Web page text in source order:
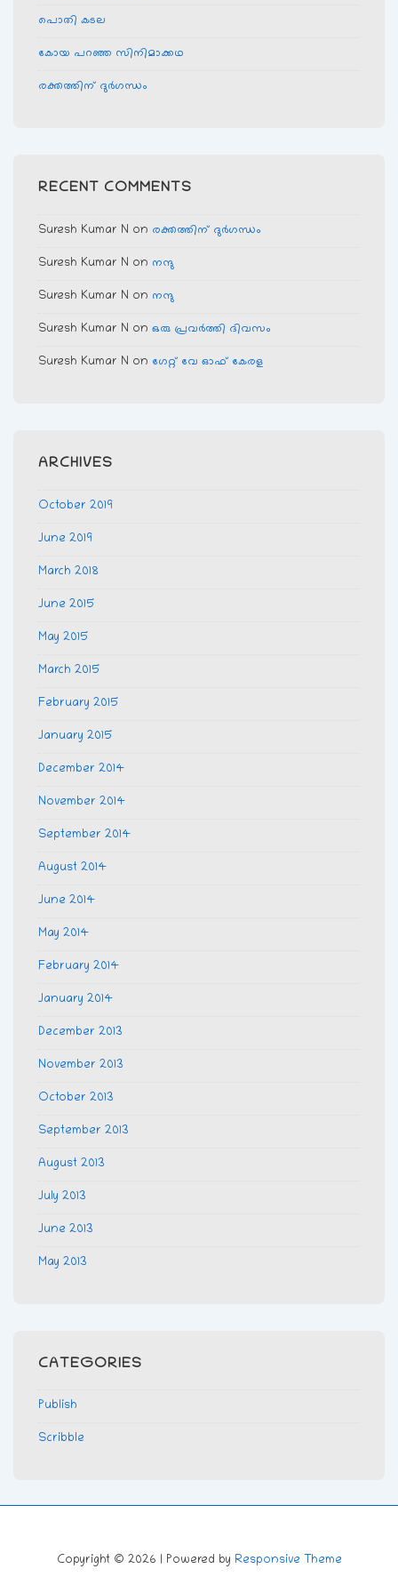
പൊതി കടല
കോയ പറഞ്ഞ സിനിമാക്കഥ
രക്തത്തിന് ദുര്‍ഗന്ധം
RECENT COMMENTS
Suresh Kumar N on രക്തത്തിന് ദുര്‍ഗന്ധം
Suresh Kumar N on നന്ദു
Suresh Kumar N on നന്ദു
Suresh Kumar N on ഒരു പ്രവര്‍ത്തി ദിവസം
Suresh Kumar N on ഗേറ്റ് വേ ഓഫ് കേരള
ARCHIVES
October 2019
June 2019
March 2018
June 2015
May 2015
March 2015
February 2015
January 2015
December 2014
November 2014
September 2014
August 2014
June 2014
May 2014
February 2014
January 2014
December 2013
November 2013
October 2013
September 2013
August 2013
July 2013
June 2013
May 2013
CATEGORIES
Publish
Scribble
Copyright © 2026 | Powered by Responsive Theme